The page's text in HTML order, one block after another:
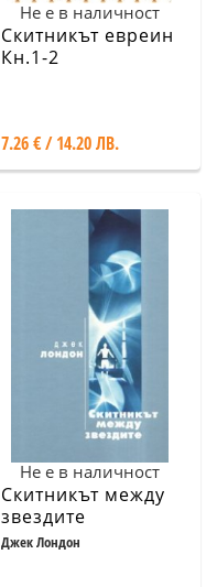
Не е в наличност
Скитникът евреин
Кн.1-2
7.26 € / 14.20 ЛВ.
Не е в наличност
Скитникът между
звездите
Джек Лондон